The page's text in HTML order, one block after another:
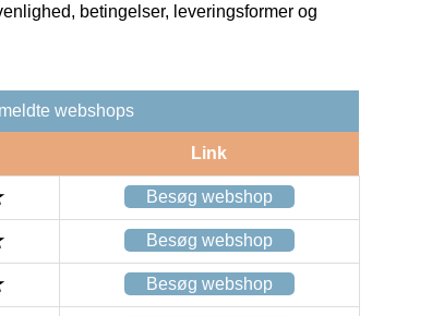
betingelser, leveringsformer og
webshops
Link
Besøg webshop
Besøg webshop
Besøg webshop